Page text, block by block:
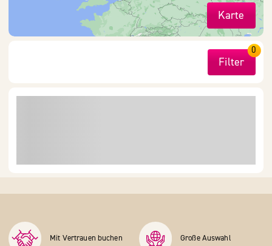
Karte
Filter
0
Mit Vertrauen buchen Große Auswahl